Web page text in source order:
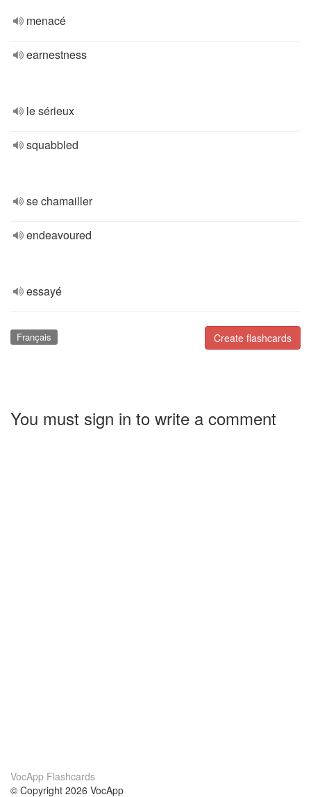
menacé
earnestness
le sérieux
squabbled
se chamailler
endeavoured
essayé
Create flashcards
Français
You must sign in to write a comment
VocApp Flashcards
© Copyright 2026 VocApp